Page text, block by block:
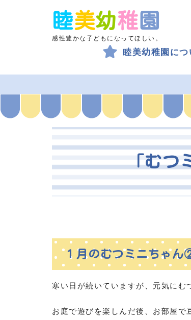
睦美幼稚 園
感性豊かな子どもになってほしい。
睦美幼稚園につ
「むつ
１月のむつミニちゃん
寒い日が続いていますが、元気にむ
お庭で遊びを楽しんだ後、お部屋で